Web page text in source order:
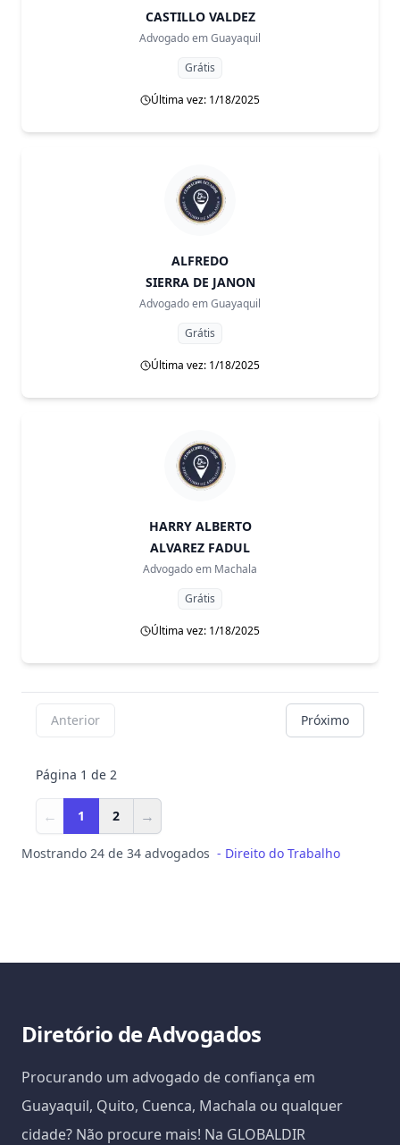
CASTILLO VALDEZ
Advogado emGuayaquil
Grátis
Última vez: 1/18/2025
ALFREDO
SIERRA DE JANON
Advogado emGuayaquil
Grátis
Última vez: 1/18/2025
HARRY ALBERTO
ALVAREZ FADUL
Advogado em Machala
Grátis
Última vez: 1/18/2025
Anterior Próximo
Página 1 de 2
← 1 2 →
Mostrando 24 de 34 advogados - Direito do Trabalho
Diretório de Advogados
Procurando um advogado de confiança em
Guayaquil, Quito, Cuenca, Machala ou qualquer
cidade? Não procure mais! Na GLOBALDIR